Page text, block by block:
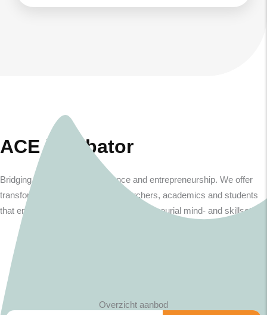
ACE incubator
Bridging the gap between science and entrepreneurship. We offer
transformative programs for researchers, academics and students
that encourage and promote an entrepreneurial mind- and skillset.
Overzicht aanbod